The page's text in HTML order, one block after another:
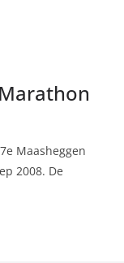
Maasheggen
2008. De